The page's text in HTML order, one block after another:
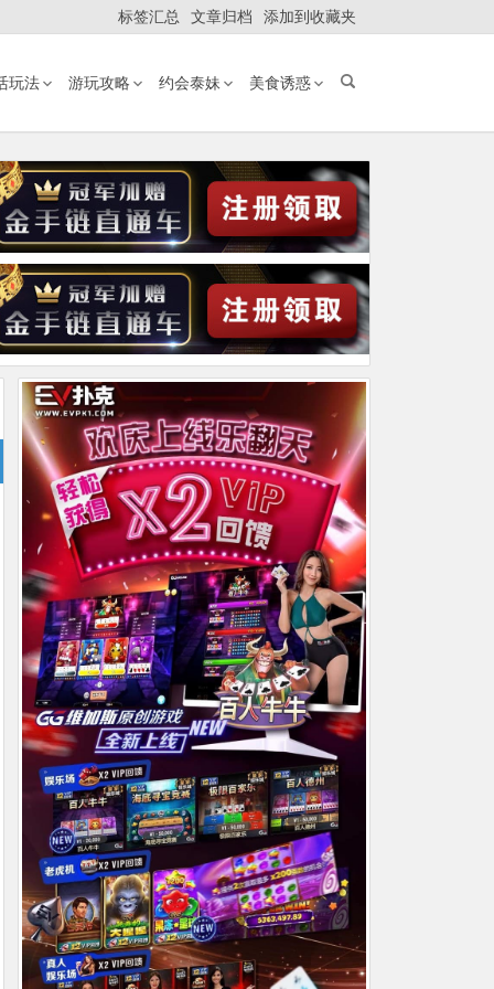
标签汇总 文章归档 添加到收藏夹
玩法 游玩攻略 约会泰妹 美食诱惑